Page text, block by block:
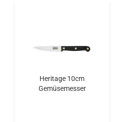
Heritage 10cm
Gemüsemesser